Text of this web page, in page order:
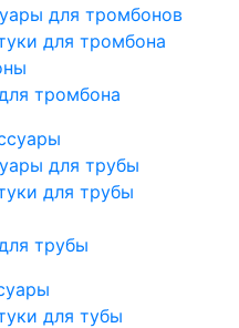
для тромбонов
для тромбона
тромбона
для трубы
для трубы
трубы
для тубы